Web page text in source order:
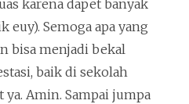
karena dapet banyak
euy). Semoga apa yang
bisa menjadi bekal
baik di sekolah
Amin. Sampai jumpa